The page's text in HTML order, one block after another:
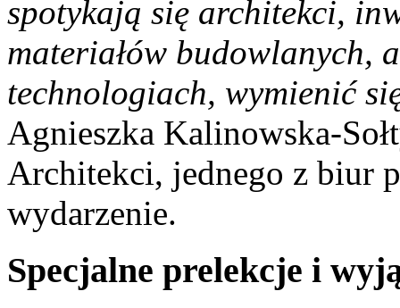
spotykają się architekci,
materiałów budowlanych,
technologiach, wymienić
Agnieszka Kalinowska-
Architekci, jednego z biur
wydarzenie.
Specjalne prelekcje i